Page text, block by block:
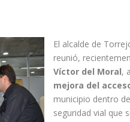
El alcalde de
reunió,
Víctor del Moral,
mejora del
municipio dentro
seguridad vial que